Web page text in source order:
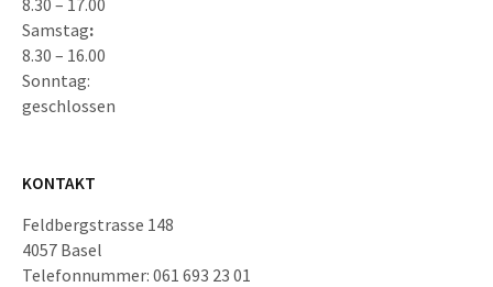
Samstag:
8.30 – 16.00
Sonntag:
geschlossen
KONTAKT
Feldbergstrasse 148
4057 Basel
Telefonnummer: 061 693 23 01